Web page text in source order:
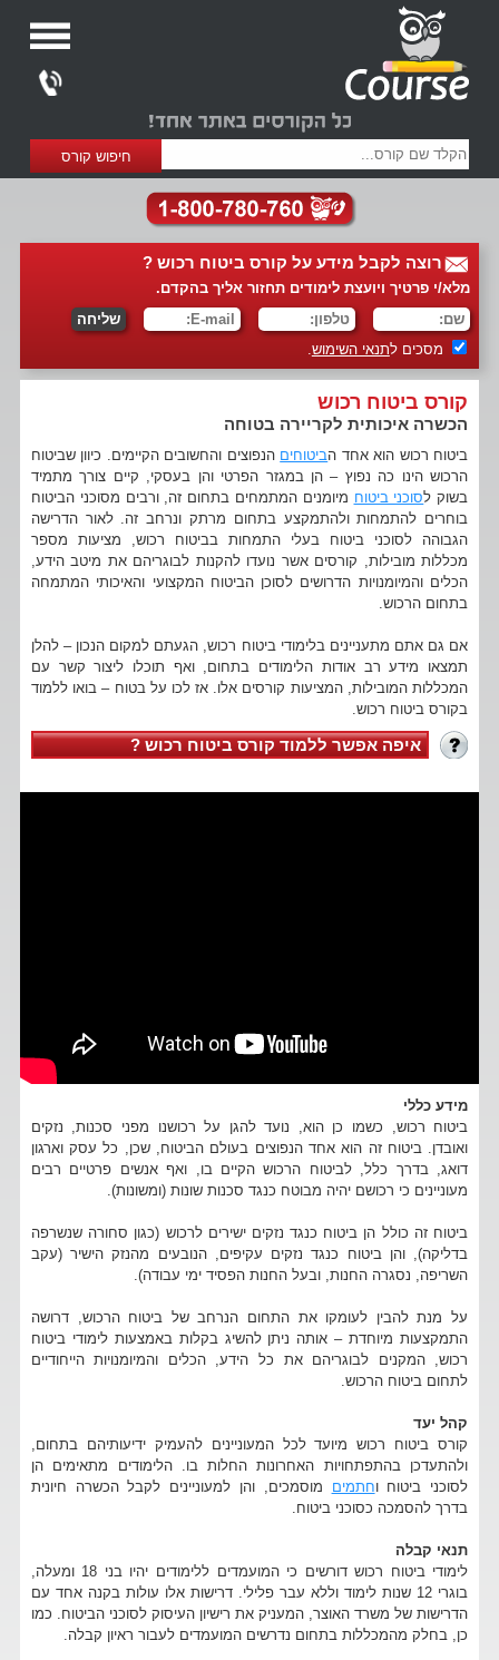
רוצה לקבל מידע על קורס ביטוח רכוש ?
מלא/י פרטיך ויועצת לימודים תחזור אליך בהקדם.
מסכים לתנאי השימוש.
קורס ביטוח רכוש
הכשרה איכותית לקריירה בטוחה
ביטוח רכוש הוא אחד הביטוחים הנפוצים והחשובים הקיימים. כיוון שביטוח
הרכוש הינו כה נפוץ – הן במגזר הפרטי והן בעסקי, קיים צורך מתמיד
בשוק לסוכני ביטוח מיומנים המתמחים בתחום זה, ורבים מסוכני הביטוח
בוחרים להתמחות ולהתמקצע בתחום מרתק ונרחב זה. לאור הדרישה
הגבוהה לסוכני ביטוח בעלי התמחות בביטוח רכוש, מציעות מספר
מכללות מובילות, קורסים אשר נועדו להקנות לבוגריהם את מיטב הידע,
הכלים והמיומנויות הדרושים לסוכן הביטוח המקצועי והאיכותי המתמחה
בתחום הרכוש.
אם גם אתם מתעניינים בלימודי ביטוח רכוש, הגעתם למקום הנכון – להלן
תמצאו מידע רב אודות הלימודים בתחום, ואף תוכלו ליצור קשר עם
המכללות המובילות, המציעות קורסים אלו. אז לכו על בטוח – בואו ללמוד
בקורס ביטוח רכוש.
איפה אפשר ללמוד קורס ביטוח רכוש ?
מידע כללי
ביטוח רכוש, כשמו כן הוא, נועד להגן על רכושנו מפני סכנות, נזקים
ואובדן. ביטוח זה הוא אחד הנפוצים בעולם הביטוח, שכן, כל עסק וארגון
דואג, בדרך כלל, לביטוח הרכוש הקיים בו, ואף אנשים פרטיים רבים
מעוניינים כי רכושם יהיה מבוטח כנגד סכנות שונות (ומשונות).
ביטוח זה כולל הן ביטוח כנגד נזקים ישירים לרכוש (כגון סחורה שנשרפה
בדליקה), והן ביטוח כנגד נזקים עקיפים, הנובעים מהנזק הישיר (עקב
השריפה, נסגרה החנות, ובעל החנות הפסיד ימי עבודה).
על מנת להבין לעומקו את התחום הנרחב של ביטוח הרכוש, דרושה
התמקצעות מיוחדת – אותה ניתן להשיג בקלות באמצעות לימודי ביטוח
רכוש, המקנים לבוגריהם את כל הידע, הכלים והמיומנויות הייחודיים
לתחום ביטוח הרכוש.
קהל יעד
קורס ביטוח רכוש מיועד לכל המעוניינים להעמיק ידיעותיהם בתחום,
ולהתעדכן בהתפתחויות האחרונות החלות בו. הלימודים מתאימים הן
לסוכני ביטוח וחתמים מוסמכים, והן למעוניינים לקבל הכשרה חיונית
בדרך להסמכה כסוכני ביטוח.
תנאי קבלה
לימודי ביטוח רכוש דורשים כי המועמדים ללימודים יהיו בני 18 ומעלה,
בוגרי 12 שנות לימוד וללא עבר פלילי. דרישות אלו עולות בקנה אחד עם
הדרישות של משרד האוצר, המעניק את רישיון העיסוק לסוכני הביטוח. כמו
כן, בחלק מהמכללות בתחום נדרשים המועמדים לעבור ראיון קבלה.